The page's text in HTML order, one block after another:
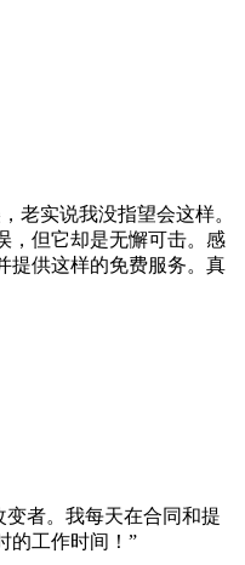
老实说我没指望会这样。
，但它却是无懈可击。感
提供这样的免费服务。真
者。我每天在合同和提
工作时间！ ”